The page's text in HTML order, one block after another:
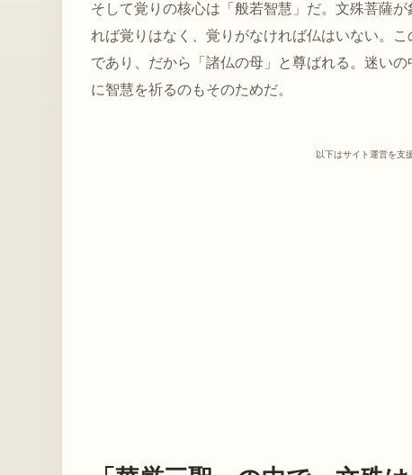
そして覚りの核心は「般若智慧」だ。文殊菩薩
れば覚りはなく、覚りがなければ仏はいない。
であり、だから「諸仏の母」と尊ばれる。迷い
に智慧を祈るのもそのためだ。
以下はサイト運営を支